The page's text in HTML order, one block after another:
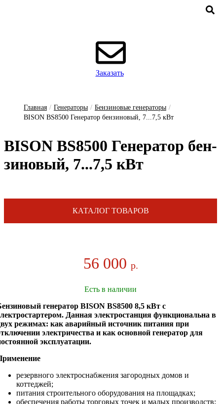
Заказать
Главная / Генераторы / Бензиновые генераторы /
BISON BS8500 Генератор бензиновый, 7...7,5 кВт
BISON BS8500 Ге­не­ра­тор бен­
зи­но­вый, 7...7,5 кВт
КАТАЛОГ ТОВАРОВ
56 000 р.
Есть в наличии
генератор BISON BS8500 8,5 кВт с
Данная электростанция функциональна в
режимах: как аварийный источник питания при
электричества и как основной генератор для
эксплуатации.
резервного электроснабжения загородных домов и
коттеджей;
питания строительного оборудования на площадках;
обеспечения работы торговых точек и малых производств;